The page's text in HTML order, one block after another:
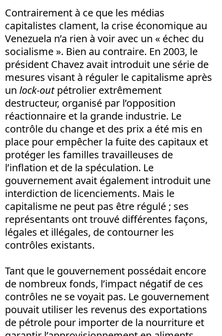
Contrairement à ce que les médias
capitalistes clament, la crise économique au
Venezuela n’a rien à voir avec un « échec du
socialisme ». Bien au contraire. En 2003, le
président Chavez avait introduit une série de
mesures visant à réguler le capitalisme après
un lock-outpétrolier extrêmement
destructeur, organisé par l’opposition
réactionnaire et la grande industrie. Le
contrôle du change et des prix a été mis en
place pour empêcher la fuite des capitaux et
protéger les familles travailleuses de
l’inflation et de la spéculation. Le
gouvernement avait également introduit une
interdiction de licenciements. Mais le
capitalisme ne peut pas être régulé ; ses
représentants ont trouvé différentes façons,
légales et illégales, de contourner les
contrôles existants.
Tant que le gouvernement possédait encore
de nombreux fonds, l’impact négatif de ces
contrôles ne se voyait pas. Le gouvernement
pouvait utiliser les revenus des exportations
de pétrole pour importer de la nourriture et